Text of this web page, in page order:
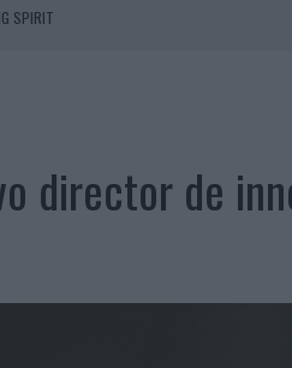
SPIRIT
EN EL ORIGEN BARCELONÉS
DE MARCA EN IBIZA
director de